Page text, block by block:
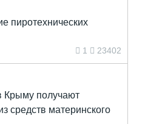
пиротехнических
1 23402
Крыму получают
средств материнского